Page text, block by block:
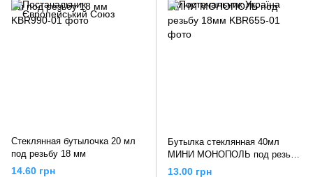
Стеклянная бутылочка 20 мл
под резьбу 18 мм
14.60 грн
Бутылка стеклянная 40мл
МИНИ МОНОПОЛЬ под резьбу
18мм
13.00 грн